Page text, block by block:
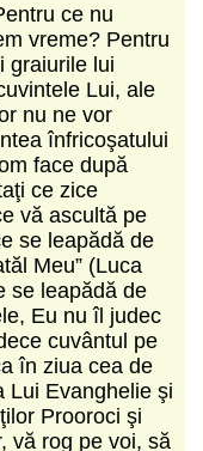
ce nu
vreme? Pentru
graiurile lui
Lui, ale
nu ne vor
înfricoşatului
face după
ce zice
vă ascultă pe
se leapădă de
Meu” (Luca
se leapădă de
Eu nu îl judec
cuvântul pe
în ziua cea de
Lui Evanghelie şi
Prooroci şi
vă rog pe voi, să